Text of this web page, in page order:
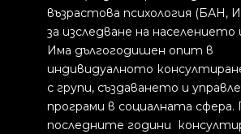
възрастова психология
за изследване на населението
Има дългогодишен опит в
индивидуалното
с групи, създаването и
програми в социалната сфера.
последните години